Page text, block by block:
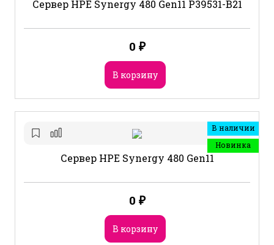
Сервер HPE Synergy 480 Gen11 P39531-B21
0 ₽
В корзину
В наличии
Новинка
Сервер HPE Synergy 480 Gen11
0 ₽
В корзину